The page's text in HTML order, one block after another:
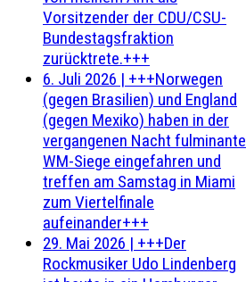
Vorsitzender der CDU/CSU-
Bundestagsfraktion
zurücktrete.+++
6. Juli 2026 | +++Norwegen
(gegen Brasilien) und England
(gegen Mexiko) haben in der
vergangenen Nacht fulminante
WM-Siege eingefahren und
treffen am Samstag in Miami
zum Viertelfinale
aufeinander+++
29. Mai 2026 | +++Der
Rockmusiker Udo Lindenberg